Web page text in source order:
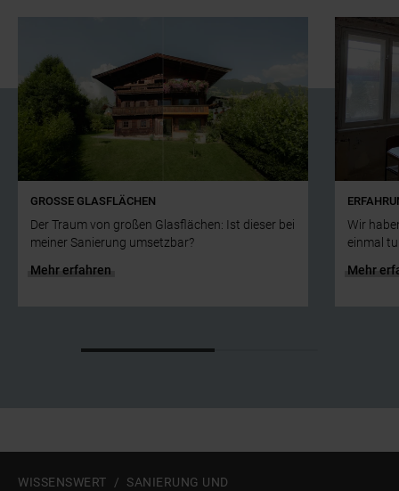
GROSSE GLASFLÄCHEN
Der Traum von großen Glasflächen: Ist dieser bei
meiner Sanierung umsetzbar?
Mehr erfahren
Wir
einmal
Mehr
WISSENSWERT
SANIERUNG UND